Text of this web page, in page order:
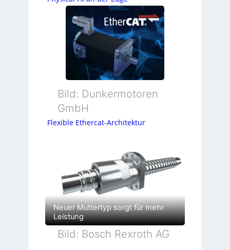
Bild: Dunkermotoren
GmbH
Flexible Ethercat-Architektur
Neuer Muttertyp sorgt für mehr
Leistung
Bild: Bosch Rexroth AG